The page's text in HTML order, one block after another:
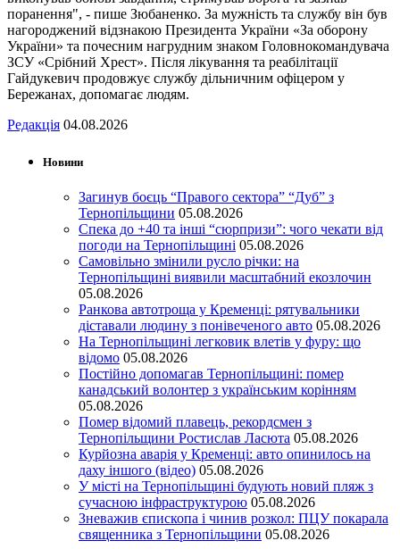
поранення", - пише Зюбаненко. За мужність та службу він був
нагороджений відзнакою Президента України «За оборону
України» та почесним нагрудним знаком Головнокомандувача
ЗСУ «Срібний Хрест». Після лікування та реабілітації
Гайдукевич продовжує службу дільничним офіцером у
Бережанах, допомагає людям.
Редакція 04.08.2026
Новини
Загинув боєць “Правого сектора” “Дуб” з
Тернопільщини 05.08.2026
Спека до +40 та інші “сюрпризи”: чого чекати від
погоди на Тернопільщині 05.08.2026
Самовільно змінили русло річки: на
Тернопільщині виявили масштабний екозлочин
05.08.2026
Ранкова автотроща у Кременці: рятувальники
діставали людину з понівеченого авто 05.08.2026
На Тернопільщині легковик влетів у фуру: що
відомо 05.08.2026
Постійно допомагав Тернопільщині: помер
канадський волонтер з українським корінням
05.08.2026
Помер відомий плавець, рекордсмен з
Тернопільщини Ростислав Ласюта 05.08.2026
Курйозна аварія у Кременці: авто опинилось на
даху іншого (відео) 05.08.2026
У місті на Тернопільщині будують новий пляж з
сучасною інфраструктурою 05.08.2026
Зневажив єпископа і чинив розкол: ПЦУ покарала
священника з Тернопільщини 05.08.2026